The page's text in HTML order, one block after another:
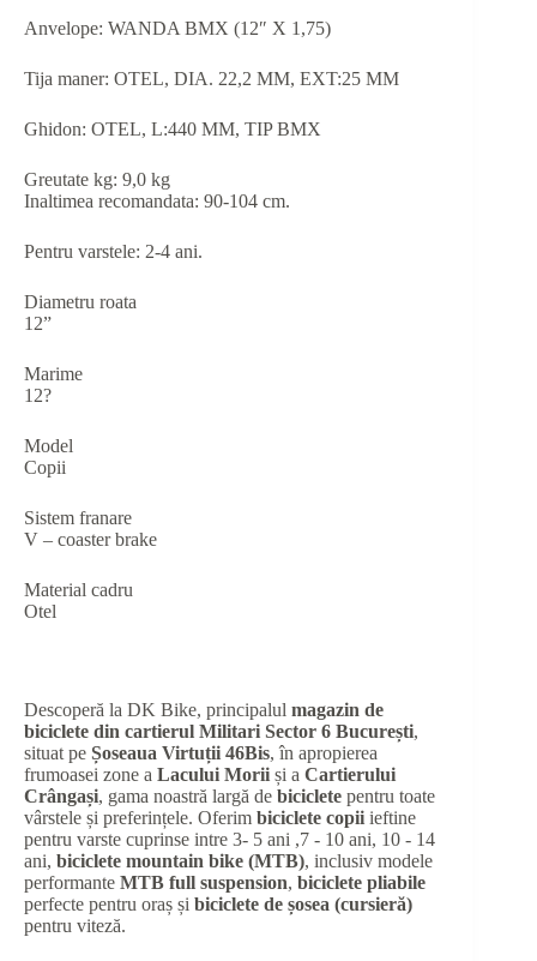
Anvelope: WANDA BMX (12″ X 1,75)
Tija maner: OTEL, DIA. 22,2 MM, EXT:25 MM
Ghidon: OTEL, L:440 MM, TIP BMX
Greutate kg: 9,0 kg
Inaltimea recomandata: 90-104 cm.
Pentru varstele: 2-4 ani.
Diametru roata
12”
Marime
12?
Model
Copii
Sistem franare
V – coaster brake
Material cadru
Otel
Descoperă la DK Bike, principalul magazin de
biciclete din cartierul Militari Sector 6 București,
situat pe Șoseaua Virtuții 46Bis, în apropierea
frumoasei zone a Lacului Morii și a Cartierului
Crângași, gama noastră largă de biciclete pentru toate
vârstele și preferințele. Oferim biciclete copii ieftine
pentru varste cuprinse intre 3- 5 ani ,7 - 10 ani, 10 - 14
ani, biciclete mountain bike (MTB), inclusiv modele
performante MTB full suspension, biciclete pliabile
perfecte pentru oraș și biciclete de șosea (cursieră)
pentru viteză.